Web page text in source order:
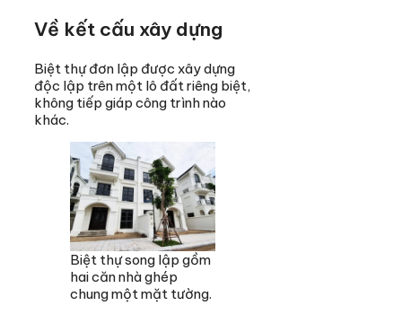
Về kết cấu xây dựng
Biệt thự đơn lập được xây dựng
độc lập trên một lô đất riêng biệt,
không tiếp giáp công trình nào
khác.
Biệt thự song lập gồm
hai căn nhà ghép
chung một mặt tường.